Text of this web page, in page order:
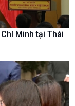
Minh tại Thái